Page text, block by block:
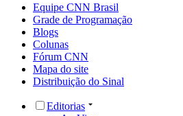
Equipe CNN Brasil
Grade de Programação
Blogs
Colunas
Fórum CNN
Mapa do site
Distribuição do Sinal
Editorias